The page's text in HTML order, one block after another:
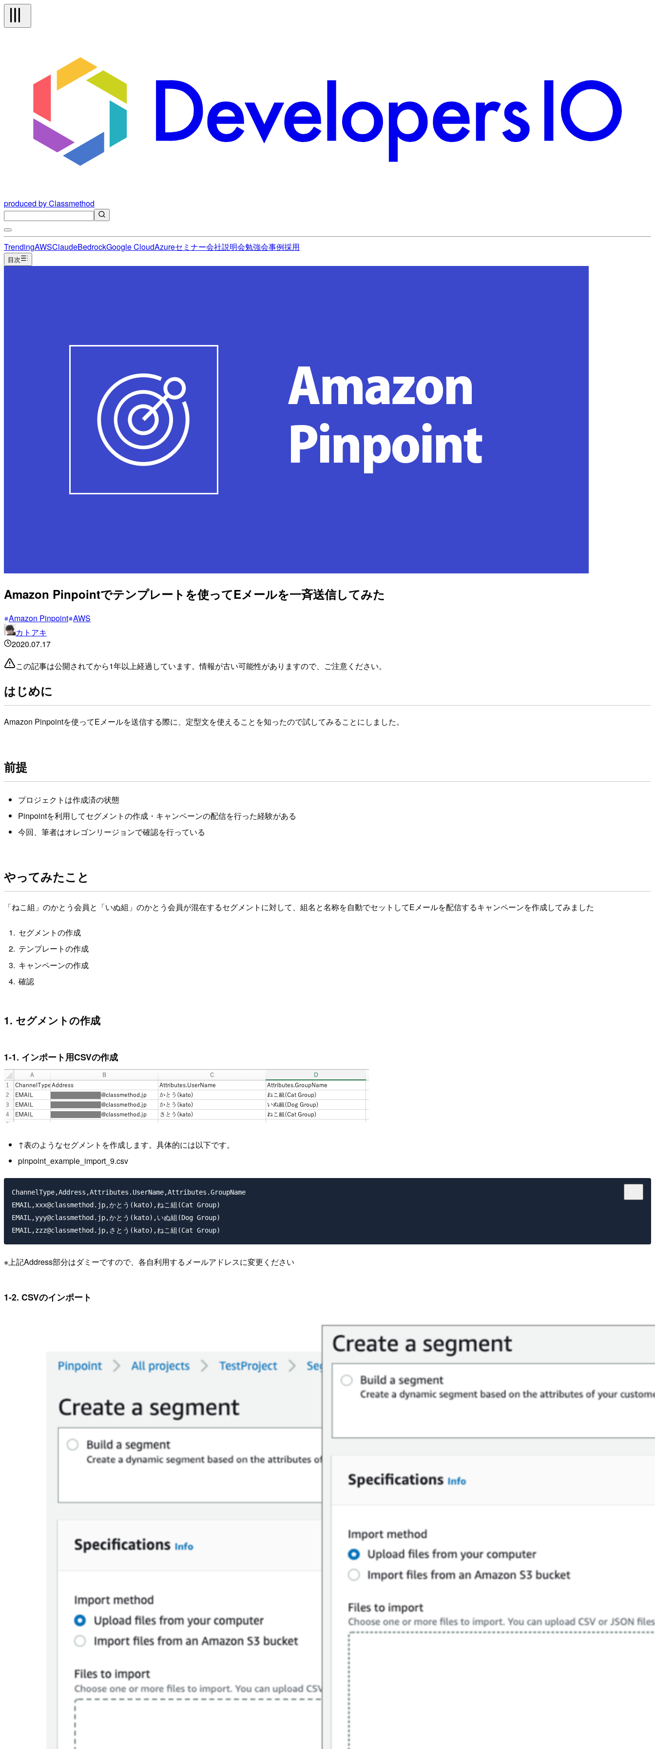
produced by Classmethod
TrendingAWSClaudeBedrockGoogle CloudAzureセミナー会社説明会勉強会事例採用
目次
Amazon Pinpointでテンプレートを使ってEメールを一斉送信してみた
Amazon Pinpoint AWS
カトアキ
2020.07.17
この記事は公開されてから1年以上経過しています。情報が古い可能性がありますので、ご注意ください。
はじめに
Amazon Pinpointを使ってEメールを送信する際に、定型文を使えることを知ったので試してみることにしました。
前提
プロジェクトは作成済の状態
Pinpointを利用してセグメントの作成・キャンペーンの配信を行った経験がある
今回、筆者はオレゴンリージョンで確認を行っている
やってみたこと
「ねこ組」のかとう会員と「いぬ組」のかとう会員が混在するセグメントに対して、組名と名称を自動でセットしてEメールを配信するキャンペーンを作成してみました
セグメントの作成
テンプレートの作成
キャンペーンの作成
確認
1. セグメントの作成
1-1. インポート用CSVの作成
↑表のようなセグメントを作成します。具体的には以下です。
pinpoint_example_import_9.csv
ChannelType,Address,Attributes.UserName,Attributes.GroupName
EMAIL,xxx@classmethod.jp,かとう(kato),ねこ組(Cat Group)
EMAIL,yyy@classmethod.jp,かとう(kato),いぬ組(Dog Group)
※上記Address部分はダミーですので、各自利用するメールアドレスに変更ください
1-2. CSVのインポート